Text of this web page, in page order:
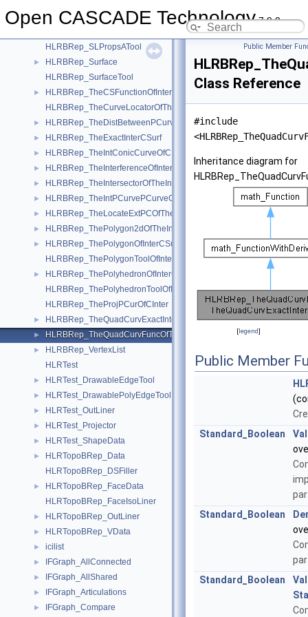
Open CASCADE Technology7.9.0
HLRBRep_ShapeToHLR
HLRBRep_SLPropsATool
►
HLRBRep_Surface
HLRBRep_SurfaceTool
►
HLRBRep_TheCSFunctionOfInterCSurf
HLRBRep_TheCurveLocatorOfTheProjPCurOfCInter
► HLRBRep_TheDistBetweenPCurvesOfTheIntPCurvePCurveOfCInter
► HLRBRep_TheExactInterCSurf
► HLRBRep_TheIntConicCurveOfCInter
► HLRBRep_TheInterferenceOfInterCSurf
► HLRBRep_TheIntersectorOfTheIntConicCurveOfCInter
► HLRBRep_TheIntPCurvePCurveOfCInter
► HLRBRep_TheLocateExtPCOfTheProjPCurOfCInter
► HLRBRep_ThePolygon2dOfTheIntPCurvePCurveOfCInter
►
HLRBRep_ThePolygonOfInterCSurf
HLRBRep_ThePolygonToolOfInterCSurf
►
HLRBRep_ThePolyhedronOfInterCSurf
HLRBRep_ThePolyhedronToolOfInterCSurf
HLRBRep_TheProjPCurOfCInter
► HLRBRep_TheQuadCurvExactInterCSurf
► HLRBRep_TheQuadCurvFuncOfTheQuadCurvExactInterCSurf
►
HLRBRep_VertexList
HLRTest
► HLRTest_DrawableEdgeTool
► HLRTest_DrawablePolyEdgeTool
► HLRTest_OutLiner
► HLRTest_Projector
► HLRTest_ShapeData
►
HLRTopoBRep_Data
HLRTopoBRep_DSFiller
►
HLRTopoBRep_FaceData
HLRTopoBRep_FaceIsoLiner
► HLRTopoBRep_OutLiner
► HLRTopoBRep_VData
► icilist
► IFGraph_AllConnected
► IFGraph_AllShared
► IFGraph_Articulations
► IFGraph_Compare
Public Member
Class Reference
#include
Inheritance diagram for
[legend]
Public Member
Standard_Boolean
Standard_Boolean
Standard_Boolean